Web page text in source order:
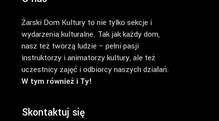
Żarski Dom Kultury to nie tylko sekcje i
wydarzenia kulturalne. Tak jak każdy dom,
nasz też tworzą ludzie – pełni pasji
instruktorzy i animatorzy kultury, ale też
uczestnicy zajęć i odbiorcy naszych działań.
W tym również i Ty!
Skontaktuj się